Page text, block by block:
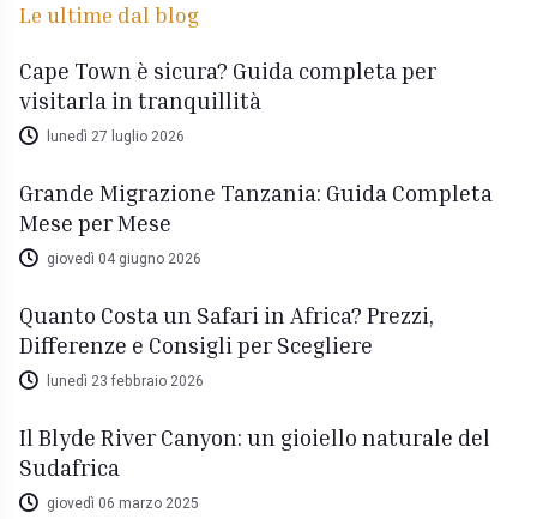
Le ultime dal blog
Cape Town è sicura? Guida completa per
visitarla in tranquillità
lunedì 27 luglio 2026
Grande Migrazione Tanzania: Guida Completa
Mese per Mese
giovedì 04 giugno 2026
Quanto Costa un Safari in Africa? Prezzi,
Differenze e Consigli per Scegliere
lunedì 23 febbraio 2026
Il Blyde River Canyon: un gioiello naturale del
Sudafrica
giovedì 06 marzo 2025